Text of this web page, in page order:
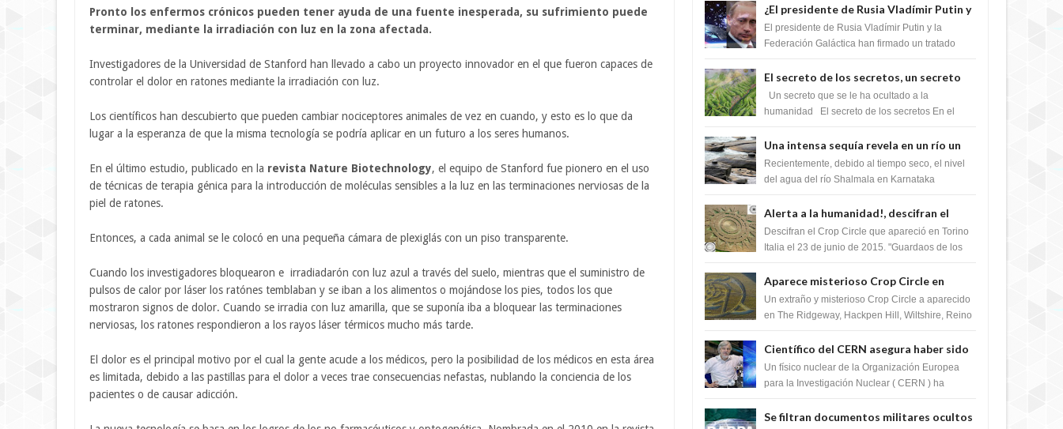
Pronto los enfermos crónicos pueden tener ayuda de una fuente inesperada, su sufrimiento puede
terminar, mediante la irradiación con luz en la zona afectada.
Investigadores de la Universidad de Stanford han llevado a cabo un proyecto innovador en el que fueron capaces de
controlar el dolor en ratones mediante la irradiación con luz.
Los científicos han descubierto que pueden cambiar nociceptores animales de vez en cuando, y esto es lo que da
lugar a la esperanza de que la misma tecnología se podría aplicar en un futuro a los seres humanos.
En el último estudio, publicado en la revista Nature Biotechnology, el equipo de Stanford fue pionero en el uso
de técnicas de terapia génica para la introducción de moléculas sensibles a la luz en las terminaciones nerviosas de la
piel de ratones.
Entonces, a cada animal se le colocó en una pequeña cámara de plexiglás con un piso transparente.
Cuando los investigadores bloquearon e irradiadarón con luz azul a través del suelo, mientras que el suministro de
pulsos de calor por láser los ratónes temblaban y se iban a los alimentos o mojándose los pies, todos los que
mostraron signos de dolor. Cuando se irradia con luz amarilla, que se suponía iba a bloquear las terminaciones
nerviosas, los ratones respondieron a los rayos láser térmicos mucho más tarde.
El dolor es el principal motivo por el cual la gente acude a los médicos, pero la posibilidad de los médicos en esta área
es limitada, debido a las pastillas para el dolor a veces trae consecuencias nefastas, nublando la conciencia de los
pacientes o de causar adicción.
¿El presidente de Rusia Vladímir Putin y
la Federación Galactica han firmado un
tratado para acabar con los Sionistas?
El presidente de Rusia Vladímir Putin y la
Federación Galáctica han firmado un tratado
Si...
El secreto de los secretos, un secreto
que cambiaría por completo el destino
de la humanidad
Un secreto que se le ha ocultado a la
humanidad El secreto de los secretos En el
m...
Una intensa sequía revela en un río un
impresionante hallazgo de miles de
Shiva Lingas
Recientemente, debido al tiempo seco, el nivel
del agua del río Shalmala en Karnataka
Shiv...
Alerta a la humanidad!, descifran el
mensaje del Crop Circle de Torino ,Italia
Descifran el Crop Circle que apareció en Torino
Italia el 23 de junio de 2015. "Guardaos de los
Aparece misterioso Crop Circle en
Reino Unido 23 de junio 2016
Un extraño y misterioso Crop Circle a aparecido
en The Ridgeway, Hackpen Hill, Wiltshire, Reino
Científico del CERN asegura haber sido
ayudado por seres de luz durante una
prueba del Colisionador de Hadrones
Un físico nuclear de la Organización Europea
para la Investigación Nuclear ( CERN ) ha
corazó...
Se filtran documentos militares ocultos